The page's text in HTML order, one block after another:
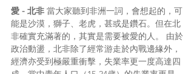
愛 - 北非 當大家聽到非洲一詞，會想起的，可
能是沙漠，獅子、老虎，甚或是鑽石。但在北
非確實充滿著的，其實是需要被愛的人。 由於
政治動盪，北非除了經常游走於內戰邊緣外，
經濟亦受到極嚴重衝擊，失業率更一度高達四